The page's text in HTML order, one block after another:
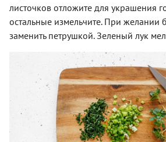
листочков отложите для украшения
остальные измельчите. При желании
заменить петрушкой. Зеленый лук